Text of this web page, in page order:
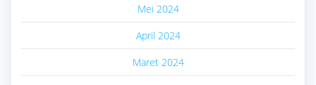
Mei 2024
April 2024
Maret 2024